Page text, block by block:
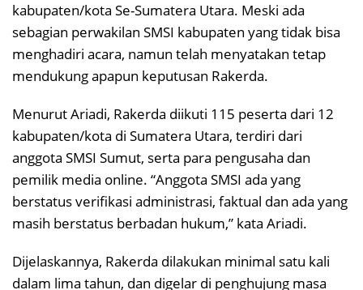
kabupaten/kota Se-Sumatera Utara. Meski ada
sebagian perwakilan SMSI kabupaten yang tidak bisa
menghadiri acara, namun telah menyatakan tetap
mendukung apapun keputusan Rakerda.
Menurut Ariadi, Rakerda diikuti 115 peserta dari 12
kabupaten/kota di Sumatera Utara, terdiri dari
anggota SMSI Sumut, serta para pengusaha dan
pemilik media online. “Anggota SMSI ada yang
berstatus verifikasi administrasi, faktual dan ada yang
masih berstatus berbadan hukum,” kata Ariadi.
Dijelaskannya, Rakerda dilakukan minimal satu kali
dalam lima tahun, dan digelar di penghujung masa